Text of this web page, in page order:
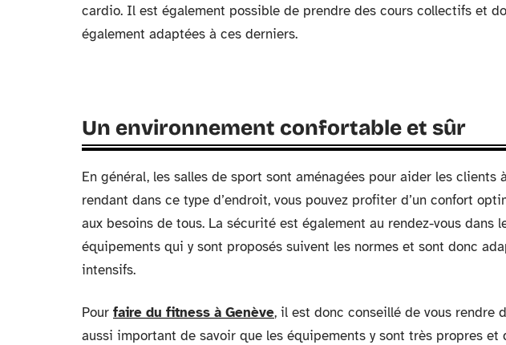
cardio. Il est également possible de prendre des cours collectifs et
également adaptées à ces derniers.
Un environnement confortable et sûr
En général, les salles de sport sont aménagées pour aider les clients
rendant dans ce type d’endroit, vous pouvez profiter d’un confort
aux besoins de tous. La sécurité est également au rendez-vous dans
équipements qui y sont proposés suivent les normes et sont donc
intensifs.
Pour faire du fitness à Genève, il est donc conseillé de vous rendre
aussi important de savoir que les équipements y sont très propres et